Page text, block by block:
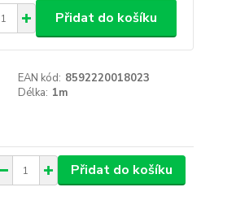
Přidat do košíku
EAN kód: 8592220018023
Délka: 1m
Přidat do košíku